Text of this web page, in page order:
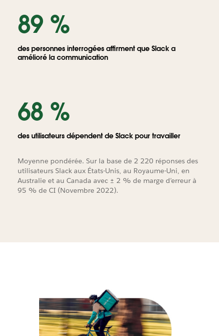
89 %
des personnes interrogées affirment que Slack a
amélioré la communication
68 %
des utilisateurs dépendent de Slack pour travailler
Moyenne pondérée. Sur la base de 2 220 réponses des
utilisateurs Slack aux États-Unis, au Royaume-Uni, en
Australie et au Canada avec ± 2 % de marge d’erreur à
95 % de CI (Novembre 2022).